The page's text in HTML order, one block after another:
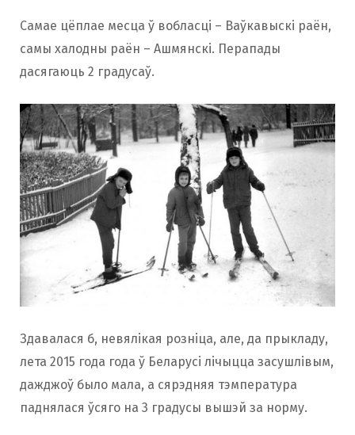
Самае цёплае месца ў вобласці – Ваўкавыскі раён,
самы халодны раён – Ашмянскі. Перапады
дасягаюць 2 градусаў.
Здавалася б, невялікая розніца, але, да прыкладу,
лета 2015 года года ў Беларусі лічыцца засушлівым,
дажджоў было мала, а сярэдняя тэмпература
паднялася ўсяго на 3 градусы вышэй за норму.